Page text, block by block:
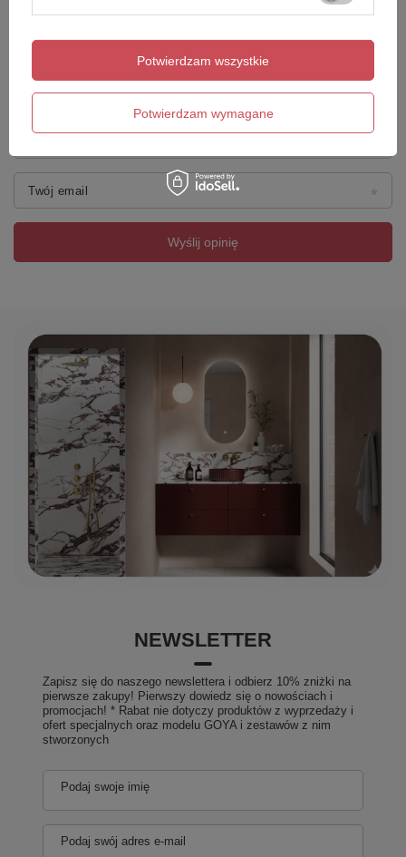
Twój email
Wyślij opinię
NEWSLETTER
Zapisz się do naszego newslettera i odbierz 10% zniżki na
pierwsze zakupy! Pierwszy dowiedz się o nowościach i
promocjach! * Rabat nie dotyczy produktów z wyprzedaży i
ofert specjalnych oraz modelu GOYA i zestawów z nim
stworzonych
Podaj swoje imię
Podaj swój adres e-mail
Potwierdzam wymagane
Potwierdzam wszystkie